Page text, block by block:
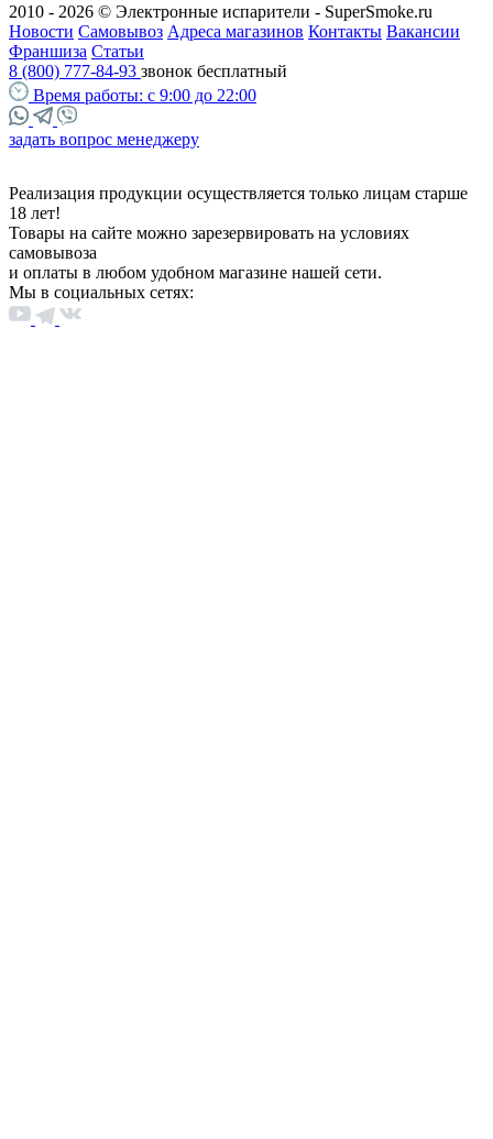
2010 - 2026 © Электронные испарители - SuperSmoke.ru
Новости Самовывоз Адреса магазинов Контакты Вакансии
Франшиза Статьи
8 (800) 777-84-93 звонок бесплатный
Время работы: с 9:00 до 22:00
задать вопрос менеджеру
Реализация продукции осуществляется только лицам старше
18 лет!
Товары на сайте можно зарезервировать на условиях
самовывоза
и оплаты в любом удобном магазине нашей сети.
Мы в социальных сетях: